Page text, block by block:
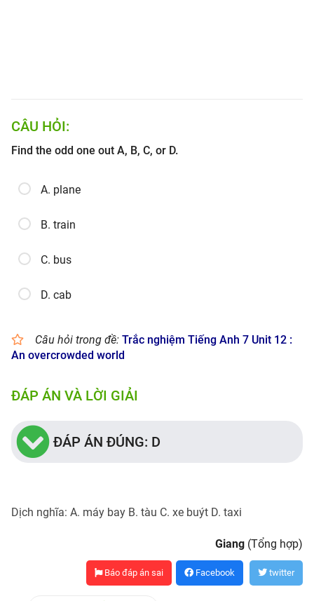
CÂU HỎI:
Find the odd one out A, B, C, or D.
A. plane
B. train
C. bus
D. cab
Câu hỏi trong đề: Trắc nghiệm Tiếng Anh 7 Unit 12 :
An overcrowded world
ĐÁP ÁN VÀ LỜI GIẢI
ĐÁP ÁN ĐÚNG: D
Dịch nghĩa: A. máy bay B. tàu C. xe buýt D. taxi
Giang (Tổng hợp)
Báo đáp án sai Facebook twitter